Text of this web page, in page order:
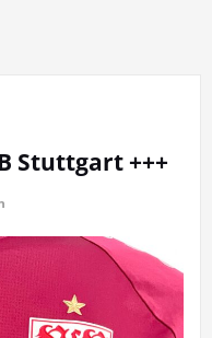
Stuttgart +++